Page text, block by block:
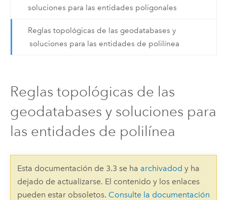
soluciones para las entidades poligonales
Reglas topológicas de las geodatabases y
soluciones para las entidades de polilínea
Reglas topológicas de las
geodatabases y soluciones para
las entidades de polilínea
Esta documentación de 3.3 se ha archivadod y ha
dejado de actualizarse. El contenido y los enlaces
pueden estar obsoletos. Consulte la documentación